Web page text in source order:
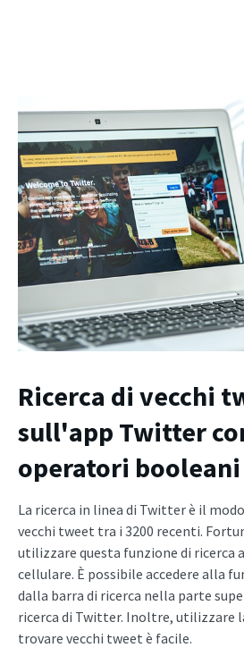
Ricerca di vecchi
sull'app Twitter
operatori booleani
La ricerca in linea di Twitter è il
vecchi tweet tra i 3200 recenti.
utilizzare questa funzione di ricerca
cellulare. È possibile accedere alla
dalla barra di ricerca nella parte
ricerca di Twitter. Inoltre, utilizzare
trovare vecchi tweet è facile.